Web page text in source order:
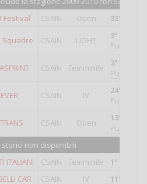
Festival CSAIN Open 32°
Squadre CSAIN LIGHT 3°
Punti
CSAIN Femminile 2°
Punti
CSAIN IV 24°
Punti
CSAIN Open 13°
Punti
non disponibili
ITALIANI CSAIN Femminile 1°
CAR CSAIN IV 11°